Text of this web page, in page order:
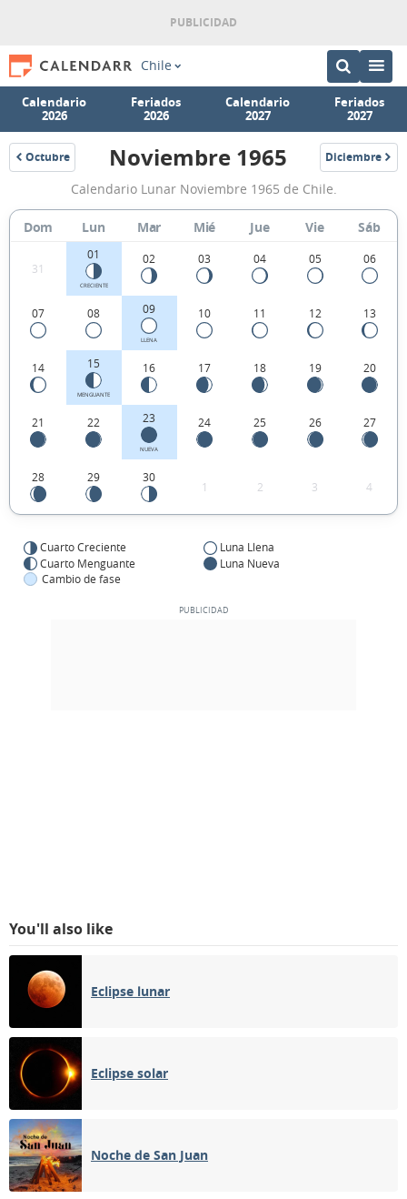
Chile
Calendario
2026
Feriados
2026
Calendario
2027
Feriados
2027
Octubre
1965
Calendario
Lunar
Noviembre
1965
de
Chile.
Noviembre 1965 Diciembre
1965
Calendario Lunar Noviembre 1965 de Chile.
Dom Lun Mar Mié Jue Vie Sáb
31
01
CRECIENTE
02 03 04 05 06
07 08 09
LLENA
10 11 12 13
14 15
MENGUANTE
16 17 18 19 20
21 22 23
NUEVA
24 25 26 27
28 29 30
1 2 3 4
Cuarto Creciente
Luna Llena
Cuarto Menguante
Luna Nueva
Cambio de fase
You'll also like
Eclipse lunar
Eclipse solar
Noche de San Juan